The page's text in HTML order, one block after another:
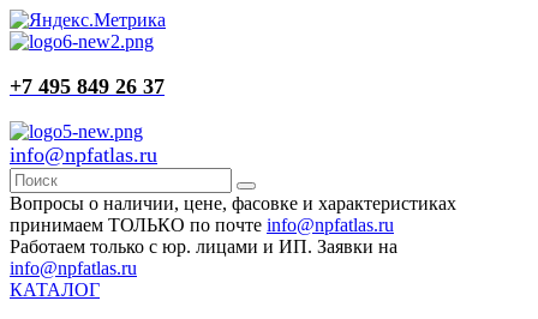
+7 495 849 26 37
info@npfatlas.ru
Вопросы о наличии, цене, фасовке и характеристиках
принимаем ТОЛЬКО по почте info@npfatlas.ru
Работаем только с юр. лицами и ИП. Заявки на
info@npfatlas.ru
КАТАЛОГ